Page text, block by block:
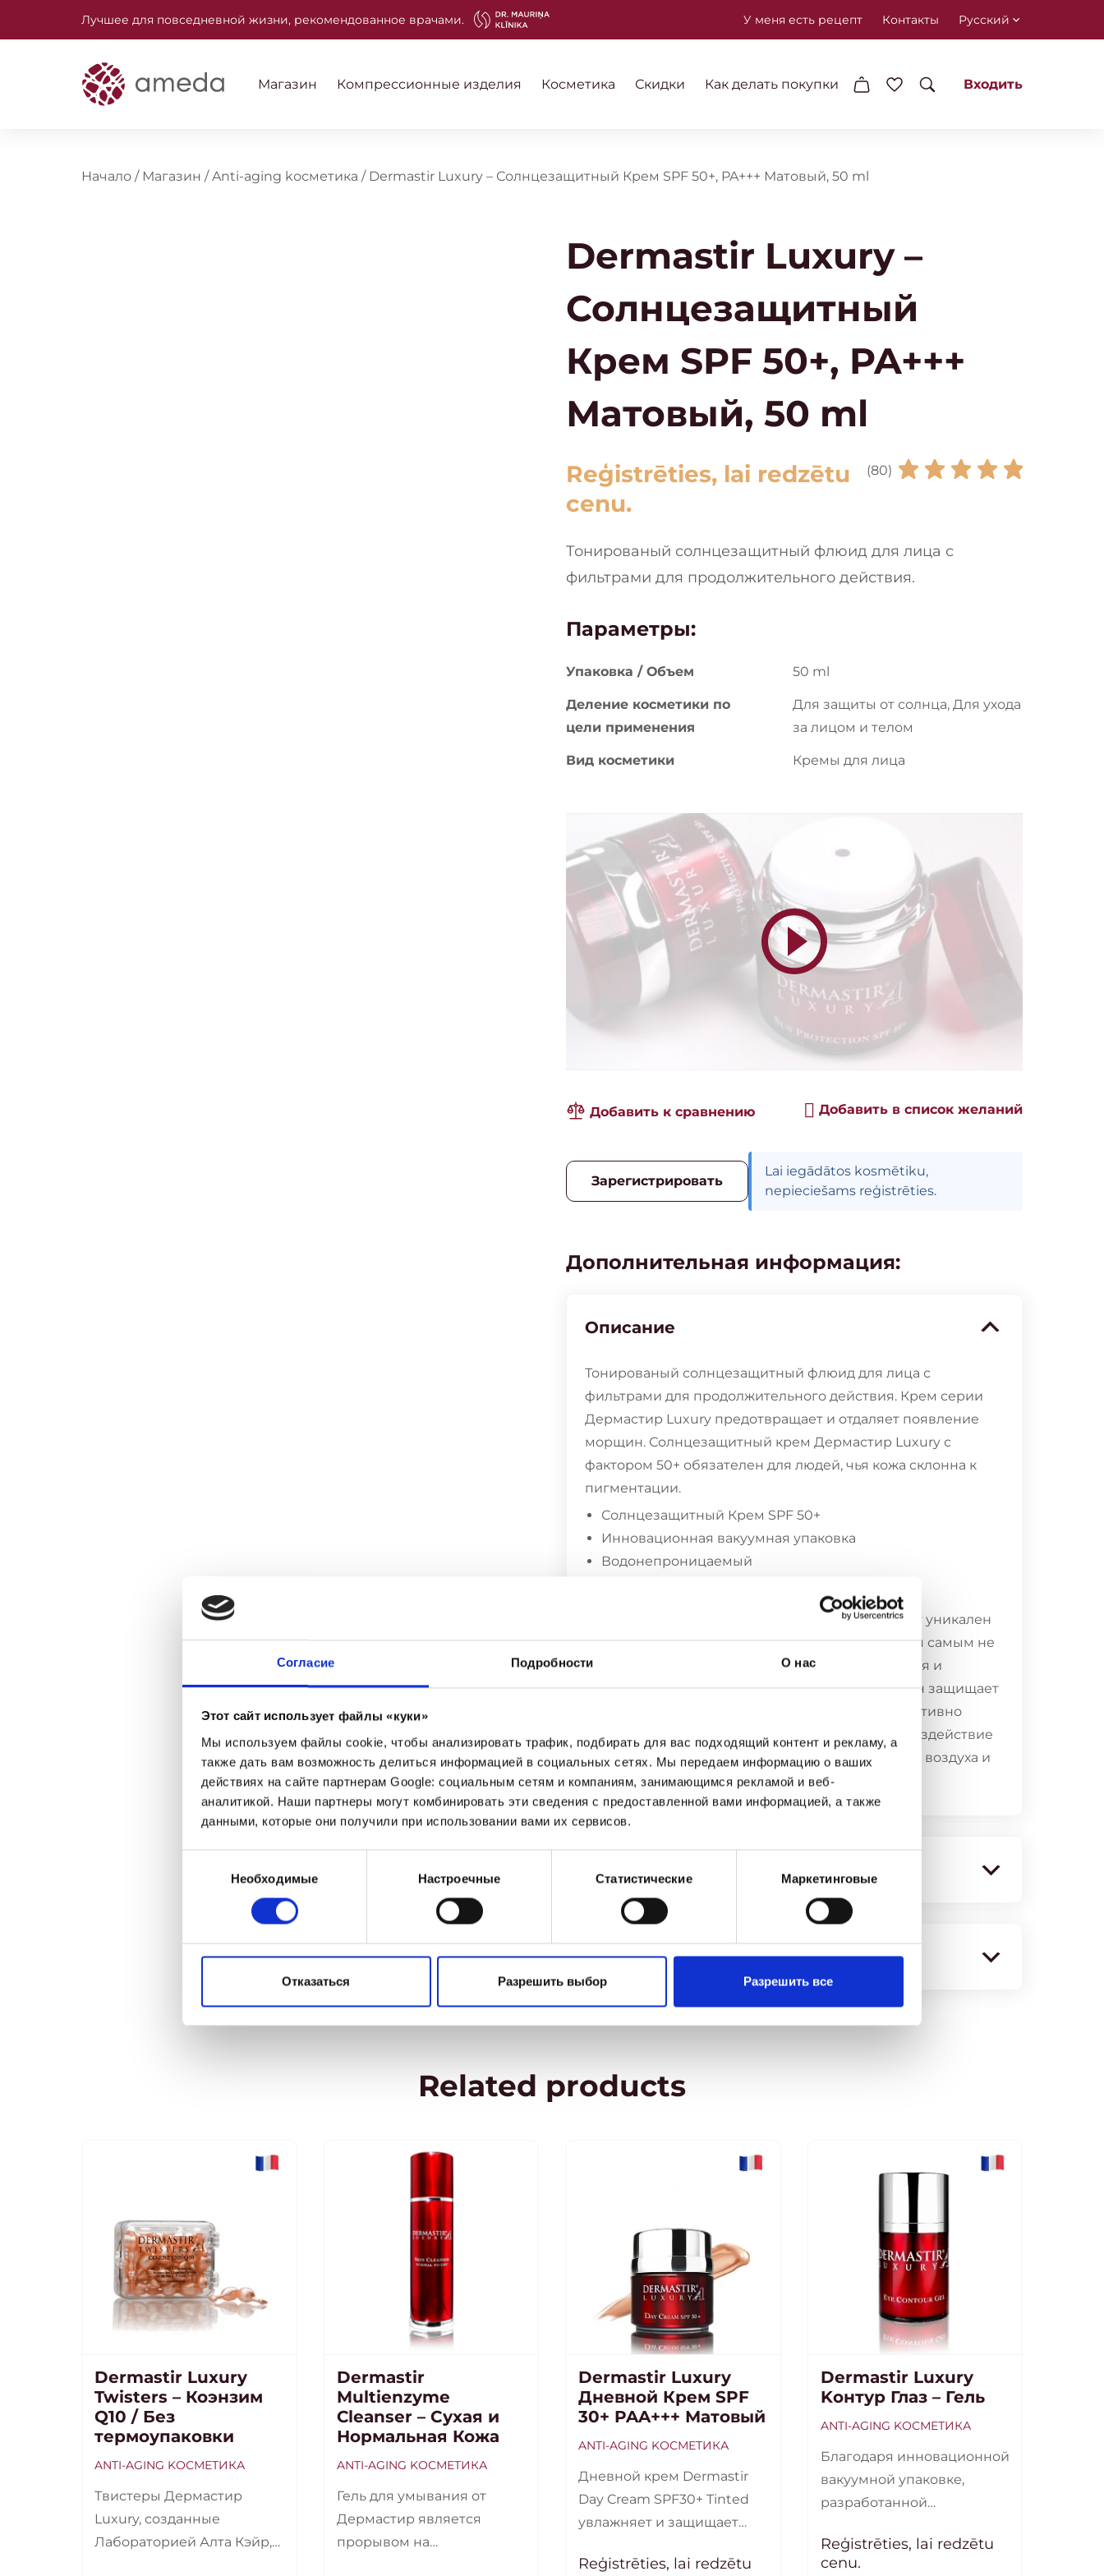
Согласие Подробности О нас
Этот сайт использует файлы «куки»
Мы используем файлы cookie, чтобы анализировать трафик, подбирать для вас подходящий контент и рекламу, а
также дать вам возможность делиться информацией в социальных сетях. Мы передаем информацию о ваших
действиях на сайте партнерам Google: социальным сетям и компаниям, занимающимся рекламой и веб-
аналитикой. Наши партнеры могут комбинировать эти сведения с предоставленной вами информацией, а также
данными, которые они получили при использовании вами их сервисов.
согласияНеобходимые Настроечные Статистические Маркетинговые
Отказаться Разрешить выбор Разрешить все
Лучшее для повседневной жизни, рекомендованное врачами. У меня есть рецепт Контакты Русский
Магазин Компрессионные изделия Косметика Скидки Как делать покупки Входить
Начало / Магазин /Anti-aging kосметика / Dermastir Luxury – Солнцезащитный Крем SPF 50+, PA+++ Матовый, 50 ml
Dermastir Luxury –
Солнцезащитный
Крем SPF 50+, PA+++
Матовый, 50 ml
(80)
Reģistrēties, lai redzētu
cenu.
Тонированый солнцезащитный флюид для лица с
фильтрами для продолжительного действия.
Параметры:
Упаковка / Объем 50 ml
Деление косметики по
цели применения
Для защиты от солнца, Для ухода
за лицом и телом
Вид косметики Кремы для лица
Добавить к сравнению Добавить в список желаний
Зарегистрировать
Lai iegādātos kosmētiku,
nepieciešams reģistrēties.
Дополнительная информация:
Описание
Тонированый солнцезащитный флюид для лица с
фильтрами для продолжительного действия. Крем серии
Дермастир Luxury предотвращает и отдаляет появление
морщин. Солнцезащитный крем Дермастир Luxury с
фактором 50+ обязателен для людей, чья кожа склонна к
пигментации.
Солнцезащитный Крем SPF 50+
Инновационная вакуумная упаковка
Водонепроницаемый
Солнцезащинтый крем серии Дермастир Luxury уникален
тем, что помещен в безвоздушную упаковку, тем самым не
позволяя солнцезащитным фильтрам окисляться и
загрязняться. Вдобавок, инновационный флакон защищает
содержимое от жары и света, которые тоже негативно
влияют на качество продукта. Таким образом, воздействие
четырех разрушительных факторов-жары, света, воздуха и
бактерий полностью устранено.
Использование косметики
Состав / формула косметики
Related products
Dermastir Luxury
Twisters – Коэнзим
Q10 / Без
термоупаковки
ANTI-AGING KОСМЕТИКА
Твистеры Дермастир
Luxury, созданные
Лабораторией Алта Кэйр,
Dermastir
Multienzyme
Cleanser – Сухая и
Нормальная Кожа
ANTI-AGING KОСМЕТИКА
Гель для умывания от
Дермастир является
прорывом на
Dermastir Luxury
Дневной Крем SPF
30+ PAA+++ Матовый
ANTI-AGING KОСМЕТИКА
Дневной крем Dermastir
Day Cream SPF30+ Tinted
увлажняет и защищает
солнечных лучей,
Reģistrēties, lai redzētu
Dermastir Luxury
Kонтур Глаз – Гель
ANTI-AGING KОСМЕТИКА
Благодаря инновационной
вакуумной упаковке,
разработанной
косметической линии
Дермастир Luxury, рН-
Reģistrēties, lai redzētu
cenu.